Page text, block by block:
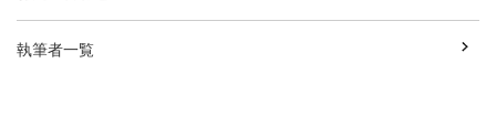
執筆者一覧